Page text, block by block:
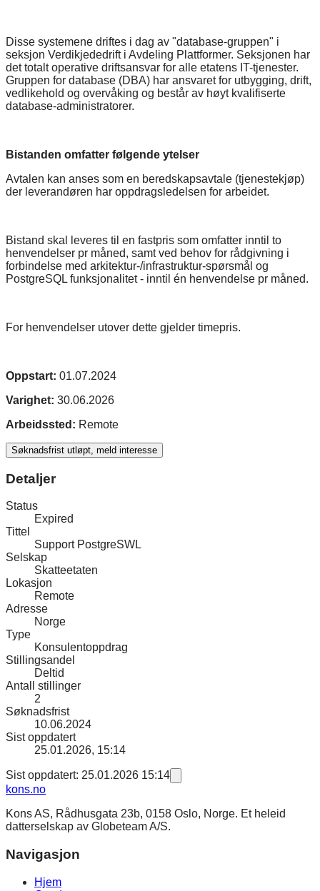
Disse systemene driftes i dag av "database-gruppen" i
seksjon Verdikjededrift i Avdeling Plattformer. Seksjonen har
det totalt operative driftsansvar for alle etatens IT-tjenester.
Gruppen for database (DBA) har ansvaret for utbygging, drift,
vedlikehold og overvåking og består av høyt kvalifiserte
database-administratorer.
Bistanden omfatter følgende ytelser
Avtalen kan anses som en beredskapsavtale (tjenestekjøp)
der leverandøren har oppdragsledelsen for arbeidet.
Bistand skal leveres til en fastpris som omfatter inntil to
henvendelser pr måned, samt ved behov for rådgivning i
forbindelse med arkitektur-/infrastruktur-spørsmål og
PostgreSQL funksjonalitet - inntil én henvendelse pr måned.
For henvendelser utover dette gjelder timepris.
Oppstart: 01.07.2024
Varighet: 30.06.2026
Arbeidssted: Remote
Søknadsfrist utløpt, meld interesse
Detaljer
Status
Expired
Tittel
Support PostgreSWL
Selskap
Skatteetaten
Lokasjon
Remote
Adresse
Norge
Type
Konsulentoppdrag
Stillingsandel
Deltid
Antall stillinger
2
Søknadsfrist
10.06.2024
Sist oppdatert
25.01.2026, 15:14
Sist oppdatert: 25.01.2026 15:14
kons.no
Kons AS, Rådhusgata 23b, 0158 Oslo, Norge. Et heleid
datterselskap av Globeteam A/S.
Navigasjon
Hjem